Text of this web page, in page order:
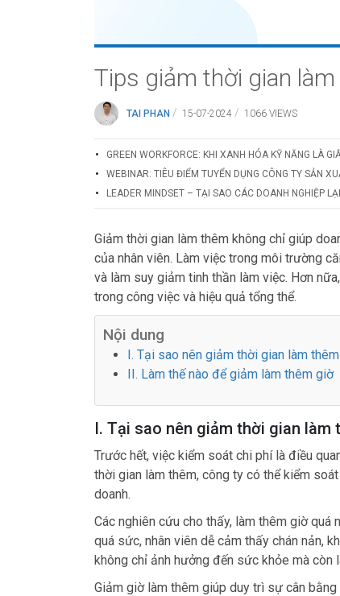
Tips giảm thời gian
TAI PHAN / 15-07-2024 / 1066 VIEWS
GREEN WORKFORCE: KHI XANH HÓA KỸ NĂNG LÀ
WEBINAR: TIÊU ĐIỂM TUYỂN DỤNG CÔNG TY SẢN
LEADER MINDSET – TẠI SAO CÁC DOANH NGHIỆP
Giảm thời gian làm thêm không chỉ giúp
của nhân viên. Làm việc trong môi trường
và làm suy giảm tinh thần làm việc. Hơn
trong công việc và hiệu quả tổng thể.
Nội dung
I. Tại sao nên giảm thời gian làm
II. Làm thế nào để giảm làm thêm giờ
I. Tại sao nên giảm thời gian làm
Trước hết, việc kiểm soát chi phí là điều
thời gian làm thêm, công ty có thể kiểm
doanh.
Các nghiên cứu cho thấy, làm thêm giờ quá
quá sức, nhân viên dễ cảm thấy chán nản,
không chỉ ảnh hưởng đến sức khỏe mà
Giảm giờ làm thêm giúp duy trì sự cân